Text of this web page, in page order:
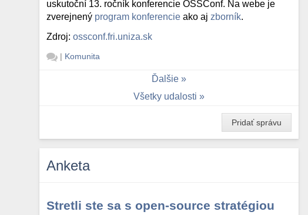
uskutoční 13. ročník konferencie OSSConf. Na webe je
zverejnený program konferencie ako aj zborník.
Zdroj:ossconf.fri.uniza.sk
| Komunita
Ďalšie
Všetky udalosti
Pridať správu
Anketa
Stretli ste sa s open-source stratégiou